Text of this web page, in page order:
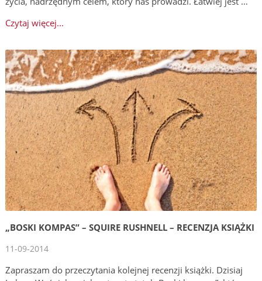
Czytaj więcej...
„BOSKI KOMPAS” – SQUIRE RUSHNELL – RECENZJA KSIĄŻKI
11-09-2014
Zapraszam do przeczytania kolejnej recenzji książki. Dzisiaj